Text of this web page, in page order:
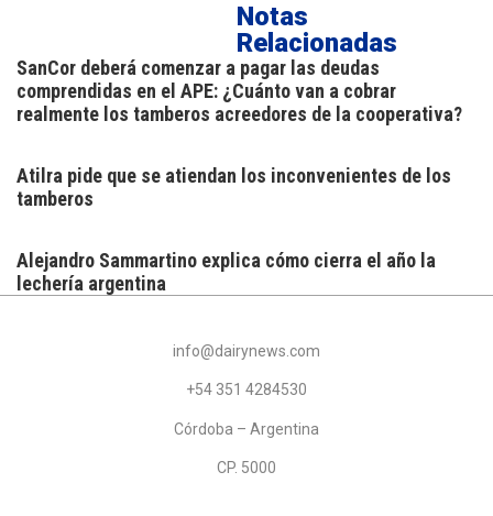
Notas
Relacionadas
SanCor deberá comenzar a pagar las deudas
comprendidas en el APE: ¿Cuánto van a cobrar
realmente los tamberos acreedores de la cooperativa?
Atilra pide que se atiendan los inconvenientes de los
tamberos
Alejandro Sammartino explica cómo cierra el año la
lechería argentina
info@dairynews.com
+54 351 4284530
Córdoba – Argentina
CP. 5000